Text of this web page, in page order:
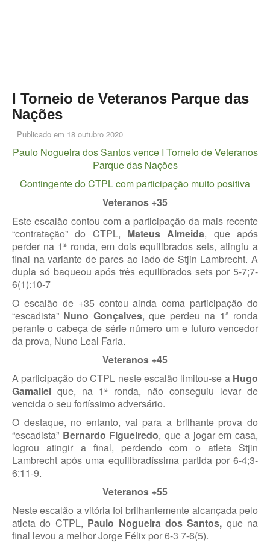
I Torneio de Veteranos Parque das
Nações
Publicado em 18 outubro 2020
Paulo Nogueira dos Santos vence I Torneio de Veteranos
Parque das Nações
Contingente do CTPL com participação muito positiva
Veteranos +35
Este escalão contou com a participação da mais recente
“contratação” do CTPL, Mateus Almeida, que após
perder na 1ª ronda, em dois equilibrados sets, atingiu a
final na variante de pares ao lado de Stjin Lambrecht. A
dupla só baqueou após três equilibrados sets por 5-7;7-
6(1):10-7
O escalão de +35 contou ainda coma participação do
“escadista” Nuno Gonçalves, que perdeu na 1ª ronda
perante o cabeça de série número um e futuro vencedor
da prova, Nuno Leal Faria.
Veteranos +45
A participação do CTPL neste escalão limitou-se a Hugo
Gamaliel que, na 1ª ronda, não conseguiu levar de
vencida o seu fortíssimo adversário.
O destaque, no entanto, vai para a brilhante prova do
“escadista” Bernardo Figueiredo, que a jogar em casa,
logrou atingir a final, perdendo com o atleta Stjin
Lambrecht após uma equilibradíssima partida por 6-4;3-
6:11-9.
Veteranos +55
Neste escalão a vitória foi brilhantemente alcançada pelo
atleta do CTPL, Paulo Nogueira dos Santos, que na
final levou a melhor Jorge Félix por 6-3 7-6(5).